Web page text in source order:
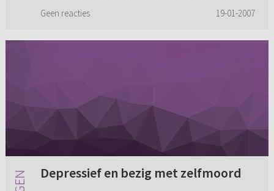
Geen reacties 19-01-2007
Depressief en bezig met zelfmoord